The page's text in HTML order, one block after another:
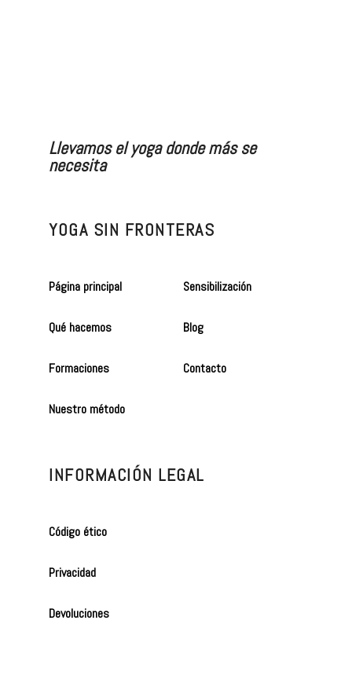
Llevamos el yoga donde más se
necesita
YOGA SIN FRONTERAS
Página principal
Qué hacemos
Formaciones
Nuestro método
Sensibilización
Blog
Contacto
INFORMACIÓN LEGAL
Código ético
Privacidad
Devoluciones